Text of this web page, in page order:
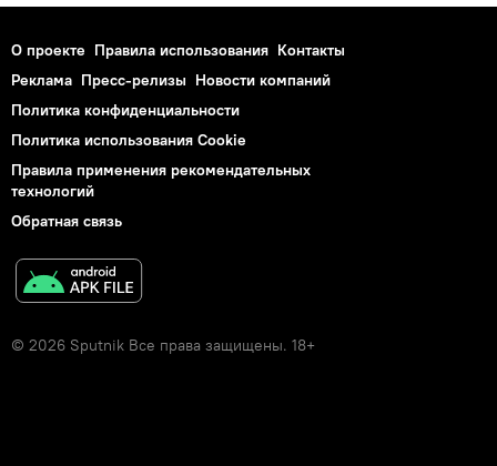
О проекте Правила использования Контакты
Реклама Пресс-релизы Новости компаний
Политика конфиденциальности
Политика использования Cookie
Правила применения рекомендательных
технологий
Обратная связь
© 2026 Sputnik Все права защищены. 18+